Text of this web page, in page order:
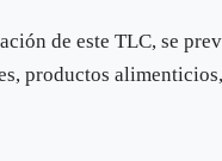
de este TLC, se
productos